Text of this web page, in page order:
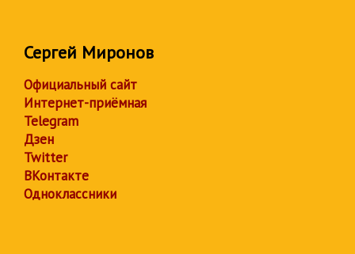
Сергей Миронов
Официальный сайт
Интернет-приёмная
Telegram
Дзен
Twitter
ВКонтакте
Одноклассники